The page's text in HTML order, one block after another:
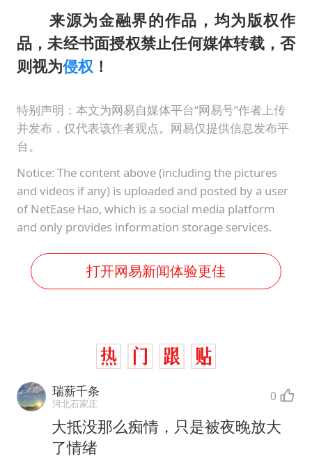
笔试第一被劝弃考涉事副校长被撤职
白海豚5次眼壁置换
来源为金融界的作品，均为版权作
品，未经书面授权禁止任何媒体转载，否
则视为侵权！
特别声明：本文为网易自媒体平台“网易号”作者上传
并发布，仅代表该作者观点。网易仅提供信息发布平
台。
Notice: The content above (including the pictures
and videos if any) is uploaded and posted by a user
of NetEase Hao, which is a social media platform
and only provides information storage services.
打开网易新闻体验更佳
瑞薪千条
河北石家庄 0
大抵没那么痴情，只是被夜晚放大
了情绪